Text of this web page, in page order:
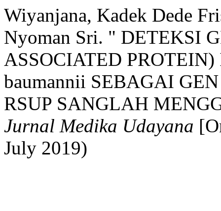
Wiyanjana, Kadek Dede
Nyoman Sri. " DETEKSI
ASSOCIATED PROTEIN)
baumannii SEBAGAI
RSUP SANGLAH
Jurnal Medika Udayana
July 2019)